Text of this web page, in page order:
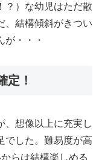
？）な幼児はただ散
、結構傾斜がきつい
が・・・
定！
、想像以上に充実し
でした。難易度が高
らは結構楽しめる